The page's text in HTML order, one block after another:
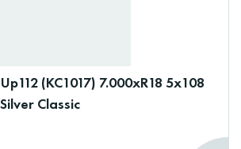
(КС1017) 7.000xR18 5x108
Classic